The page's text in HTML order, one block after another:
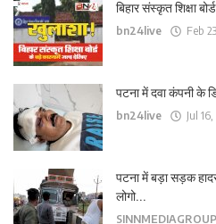
बिहार संस्कृत शिक्षा
bn24live Feb
पटना में दवा कंपनी के
bn24live Jul
पटना में बड़ा सड़क
लोगो...
SINNMEDIAGROUP